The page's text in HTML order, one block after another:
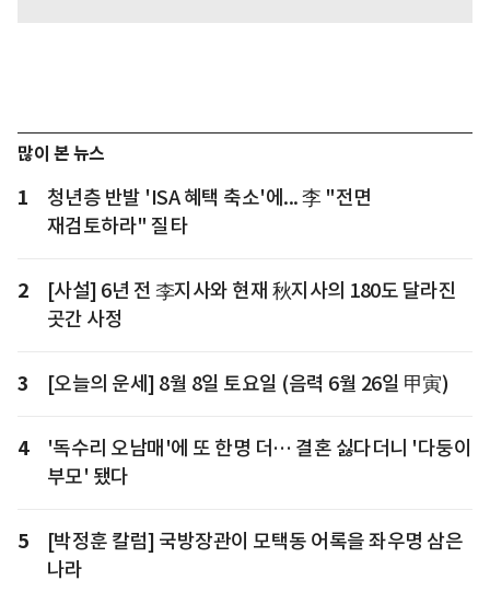
많이 본 뉴스
1
청년층 반발 'ISA 혜택 축소'에... 李 "전면
재검토하라" 질타
2
[사설] 6년 전 李지사와 현재 秋지사의 180도 달라진
곳간 사정
3 [오늘의 운세] 8월 8일 토요일 (음력 6월 26일 甲寅)
4
'독수리 오남매'에 또 한명 더… 결혼 싫다더니 '다둥이
부모' 됐다
5
[박정훈 칼럼] 국방장관이 모택동 어록을 좌우명 삼은
나라